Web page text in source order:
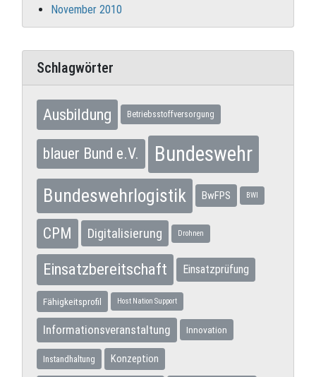
November 2010
Schlagwörter
Ausbildung Betriebsstoffversorgung
blauer Bund e.V. Bundeswehr
Bundeswehrlogistik BwFPS BWI
CPM Digitalisierung Drohnen
Einsatzbereitschaft Einsatzprüfung
Fähigkeitsprofil Host Nation Support
Informationsveranstaltung Innovation
Instandhaltung Konzeption